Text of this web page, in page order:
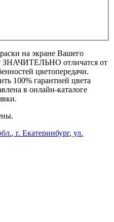
на экране Вашего
ЗНАЧИТЕЛЬНО отличатся от
цветопередачи.
100% гарантией цвета
в онлайн-каталоге
, г. Екатеринбург, ул.